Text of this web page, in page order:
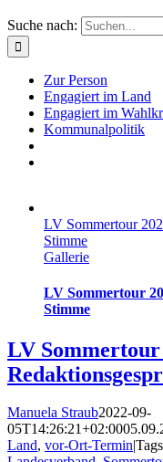
Suche nach:
Zur Person
Engagiert im Land
Engagiert im
Kommunalpolitik
LV Sommertour
Stimme
Gallerie
LV Sommertour
Stimme
LV Sommertour
Manuela Straub2022-09-
05T14:26:21+02:00
Land, vor-Ort-Termin|